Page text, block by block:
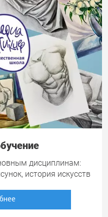
дисциплинам:
история искусств